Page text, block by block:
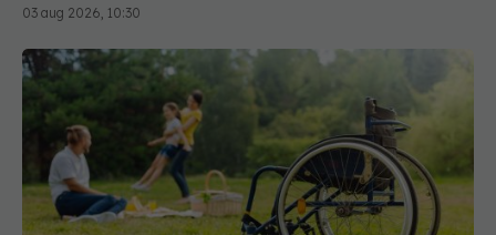
03 aug 2026, 10:30